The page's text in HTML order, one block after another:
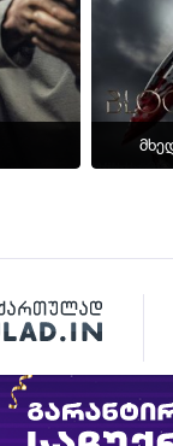
" title="მხედვარი: წარმოშობა |